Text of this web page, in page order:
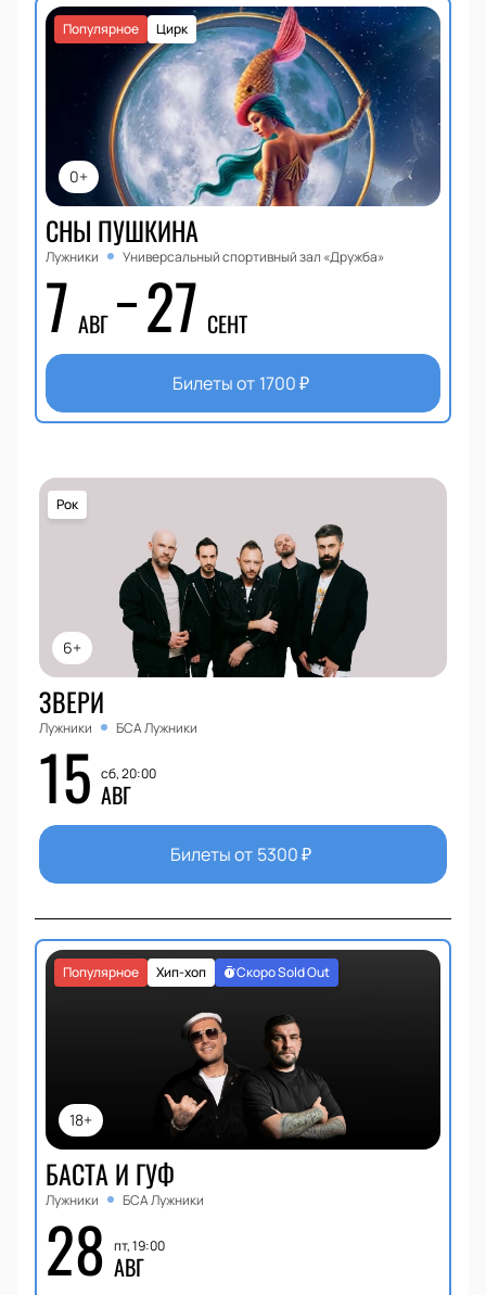
0+
Цирк
Популярное
СНЫ ПУШКИНА
Лужники Универсальный спортивный зал «Дружба»
7 АВГ 27 СЕНТ
Билеты от 1700₽
6+
Рок
ЗВЕРИ
Лужники БСА Лужники
15 сб, 20:00
АВГ
Билеты от 5300₽
18+
Хип-хоп
Популярное Скоро Sold Out
БАСТА И ГУФ
Лужники БСА Лужники
28 пт, 19:00
АВГ